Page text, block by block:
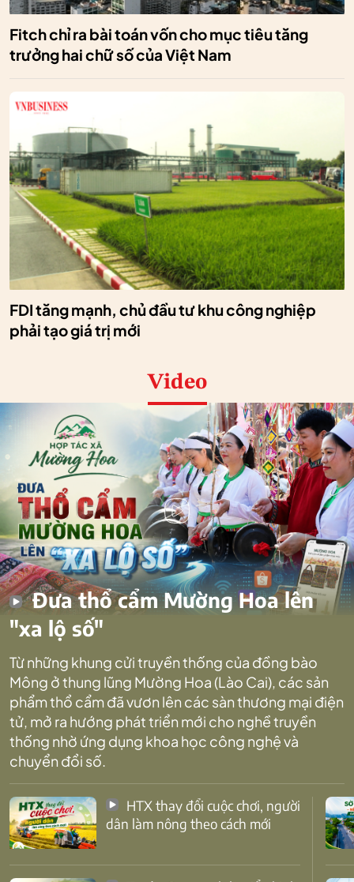
Fitch chỉ ra bài toán vốn cho mục tiêu tăng
trưởng hai chữ số của Việt Nam
FDI tăng mạnh, chủ đầu tư khu công nghiệp
phải tạo giá trị mới
Video
Đưa thổ cẩm Mường Hoa lên
"xa lộ số"
Từ những khung cửi truyền thống của đồng bào
Mông ở thung lũng Mường Hoa (Lào Cai), các sản
phẩm thổ cẩm đã vươn lên các sàn thương mại điện
tử, mở ra hướng phát triển mới cho nghề truyền
thống nhờ ứng dụng khoa học công nghệ và
chuyển đổi số.
dân làm nông theo cách mới